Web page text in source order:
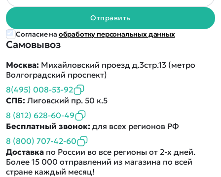
Самовывоз
Москва: Михайловский проезд д.3стр.13 (метро
Волгоградский проспект)
8(495) 008-53-92
СПБ: Лиговский пр. 50 к.5
8 (812) 628-60-49
Бесплатный звонок: для всех регионов РФ
8 (800) 707-42-60
Доставка по России во все регионы от 2-х дней.
Более 15 000 отправлений из магазина по всей
стране каждый месяц!
Отправить
Согласие на обработку персональных данных